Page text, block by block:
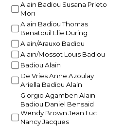
Alain Badiou Susana Prieto
Mori
Alain Badiou Thomas
Benatouil Elie During
Alain/Arauxo Badiou
Alain/Mossot Louis Badiou
Badiou Alain
De Vries Anne Azoulay
Ariella Badiou Alain
Giorgio Agamben Alain
Badiou Daniel Bensaid
Wendy Brown Jean Luc
Nancy Jacques